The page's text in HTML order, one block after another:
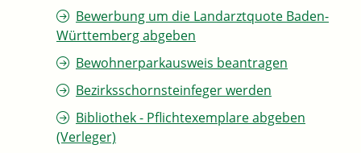
Bewerbung um die Landarztquote Baden-
Württemberg abgeben
Bewohnerparkausweis beantragen
Bezirksschornsteinfeger werden
Bibliothek - Pflichtexemplare abgeben
(Verleger)